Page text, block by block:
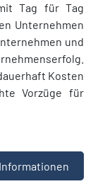
Tag für Tag
Unternehmen
und
Kosten
Vorzüge für